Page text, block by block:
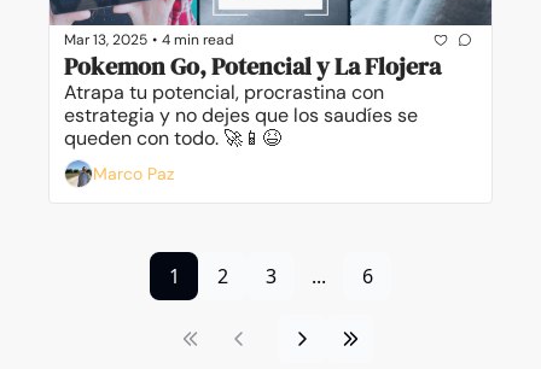
Mar 13, 2025 • 4 min read
Pokemon Go, Potencial y La Flojera
Atrapa tu potencial, procrastina con
estrategia y no dejes que los saudíes se
queden con todo. 🚀📱😆
Marco Paz
1 2 3 ... 6